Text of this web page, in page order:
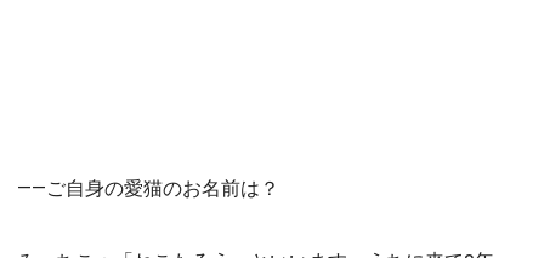
――ご自身の愛猫のお名前は？